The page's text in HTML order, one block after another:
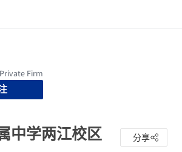
中学两江校区 分享